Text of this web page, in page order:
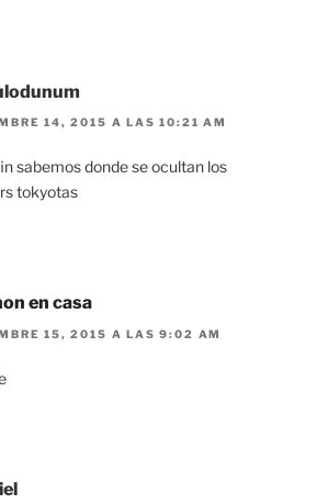
14, 2015 A LAS 10:21 AM
sabemos donde se ocultan los
tokyotas
en casa
15, 2015 A LAS 9:02 AM